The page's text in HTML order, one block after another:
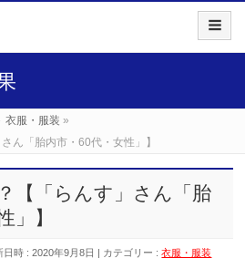
衣服・服装 »
ん「胎内市・60代・女性」】
【「らんす」さん「胎
」】
日時 : 2020年9月8日 カテゴリー :衣服・服装